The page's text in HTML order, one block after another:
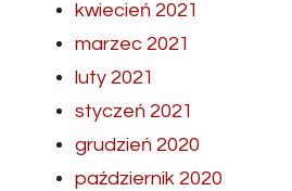
kwiecień 2021
marzec 2021
luty 2021
styczeń 2021
grudzień 2020
październik 2020